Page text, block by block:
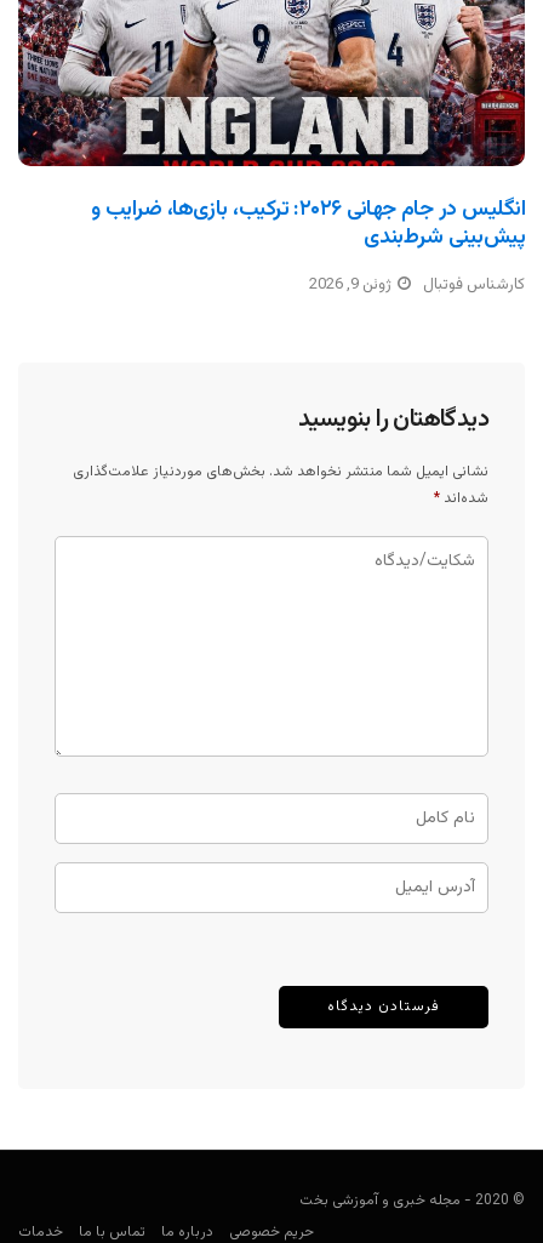
انگلیس در جام جهانی ۲۰۲۶: ترکیب، بازی‌ها، ضرایب و
پیش‌بینی شرط‌بندی
کارشناس فوتبال ژوئن 9, 2026
دیدگاهتان را بنویسید
نشانی ایمیل شما منتشر نخواهد شد. بخش‌های موردنیاز علامت‌گذاری
شده‌اند *
© 2020 - مجله خبری و آموزشی بخت
حریم خصوصی
درباره ما تماس با ما خدمات